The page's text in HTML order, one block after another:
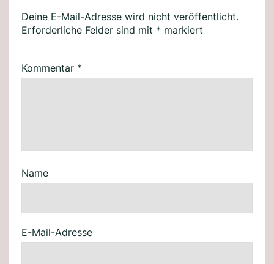
Deine E-Mail-Adresse wird nicht veröffentlicht.
Erforderliche Felder sind mit * markiert
Kommentar *
Name
E-Mail-Adresse